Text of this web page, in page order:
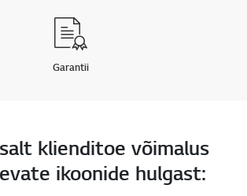
Garantii
klienditoe võimalus
ikoonide hulgast: